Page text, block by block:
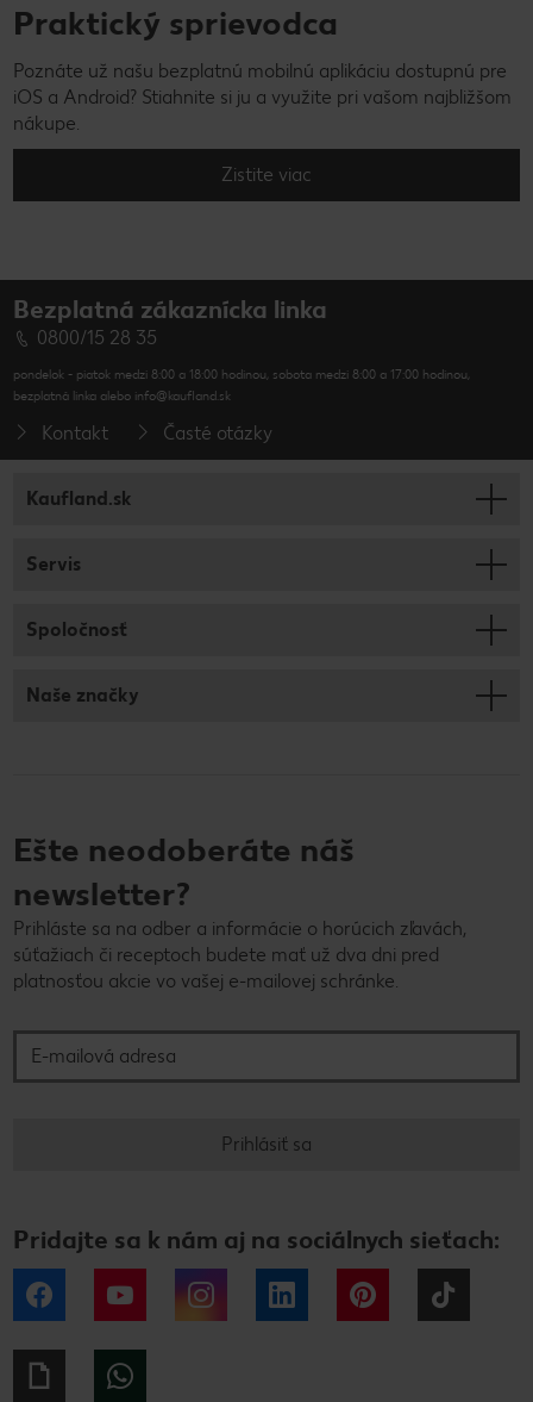
Praktický sprievodca
Poznáte už našu bezplatnú mobilnú aplikáciu dostupnú pre
iOS a Android? Stiahnite si ju a využite pri vašom najbližšom
nákupe.
Zistite viac
Bezplatná zákaznícka linka
0800/15 28 35
pondelok - piatok medzi 8:00 a 18:00 hodinou, sobota medzi 8:00 a 17:00 hodinou,
bezplatná linka alebo info@kaufland.sk
Kontakt Časté otázky
Kaufland.sk
Servis
Spoločnosť
Naše značky
Ešte neodoberáte náš
newsletter?
Prihláste sa na odber a informácie o horúcich zľavách,
súťažiach či receptoch budete mať už dva dni pred
platnosťou akcie vo vašej e-mailovej schránke.
Prihlásiť sa
Pridajte sa k nám aj na sociálnych sieťach:
Facebook YouTube Instagram LinkedIn Pinterest
Giphy